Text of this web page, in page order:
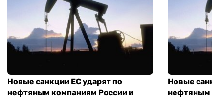
Новые санкции ЕС ударят по
нефтяным компаниям России и
Новые
нефтяным